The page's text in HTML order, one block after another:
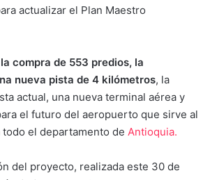
actualizar el Plan Maestro
compra de 553 predios, la
nueva pista de 4 kilómetros, la
actual, una nueva terminal aérea y
el futuro del aeropuerto que sirve al
todo el departamento de Antioquia.
del proyecto, realizada este 30 de